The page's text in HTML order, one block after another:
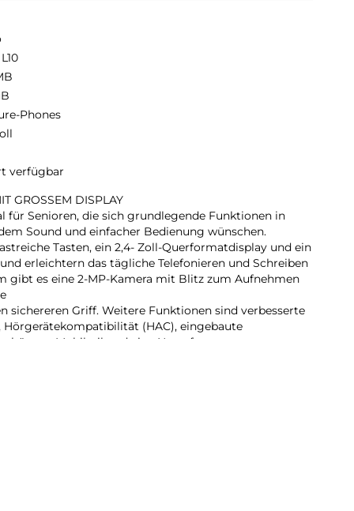
Phones
verfügbar
GROSSEM DISPLAY
für Senioren, die sich grundlegende Funktionen in
Sound und einfacher Bedienung wünschen.
Tasten, ein 2,4- Zoll-Querformatdisplay und ein
erleichtern das tägliche Telefonieren und Schreiben
gibt es eine 2-MP-Kamera mit Blitz zum Aufnehmen
sichereren Griff. Weitere Funktionen sind verbesserte
(HAC), eingebaute
Mobilteil und eine Notruftaste zum